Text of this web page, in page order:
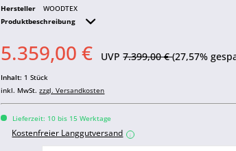
Hersteller
WOODTEX
Produktbeschreibung
5.359,00 € UVP7.399,00 €(27,57%
Inhalt: 1 Stück
inkl. MwSt.zzgl. Versandkosten
Lieferzeit: 10 bis 15 Werktage
Kostenfreier Langgutversand i